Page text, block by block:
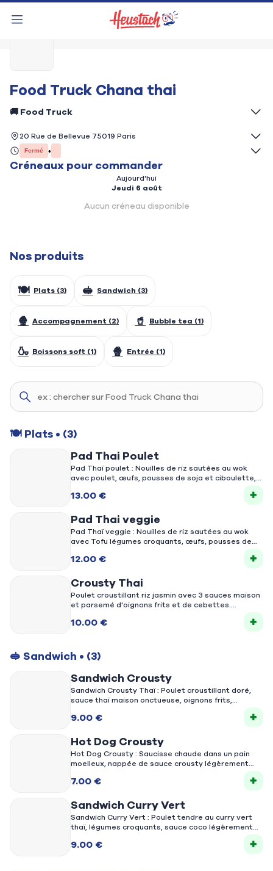
Food Truck Chana thai
🚚 Food Truck
expérience culinaire thaïlandaise authentique, pensée pour offrir
des saveurs intenses, des produits frais et une vraie immersion
street food.
20 Rue de Bellevue 75019 Paris
Fermé •
Fermé
Fermé
Créneaux pour commander
Aujourd'hui
Jeudi 6 août
Aucun créneau disponible
Nos produits
🍽️ Plats (3) 🥪 Sandwich (3)
🍿 Accompagnement (2) 🥤 Bubble tea (1)
🍶 Boissons soft (1) 🍿 Entrée (1)
🍽️ Plats (3)
🍽️ Plats • (3)
Pad Thai Poulet
Pad Thaï poulet : Nouilles de riz sautées au wok
avec poulet, œufs, pousses de soja et ciboulette,
nappées d’une sauce tamarin légèrement sucrée-
salée, servies avec cacahuètes et citron vert.
13.00 €
Pad Thai veggie
Pad Thaï veggie : Nouilles de riz sautées au wok
avec Tofu légumes croquants, œufs, pousses de
soja et ciboulette, enrobées d’une sauce tamarin
sucrée-salée, servies avec cacahuètes et citron
12.00 €
Crousty Thai
Poulet croustillant riz jasmin avec 3 sauces maison
et parsemé d'oignons frits et de cebettes.
10.00 €
🥪 Sandwich • (3)
Sandwich Crousty
Sandwich Crousty Thaï : Poulet croustillant doré,
sauce thaï maison onctueuse, oignons frits,
ciboulette fraîche, le tout dans un pain baguette
pour un mélange parfait de croquant et de saveurs
9.00 €
Hot Dog Crousty
Hot Dog Crousty : Saucisse chaude dans un pain
moelleux, nappée de sauce crousty légèrement
épicée, garnie d’oignons frits croustillants pour une
texture ultra gourmande.
7.00 €
Sandwich Curry Vert
Sandwich Curry Vert : Poulet tendre au curry vert
thaï, légumes croquants, sauce coco légèrement
explosion de saveurs exotiques.
9.00 €